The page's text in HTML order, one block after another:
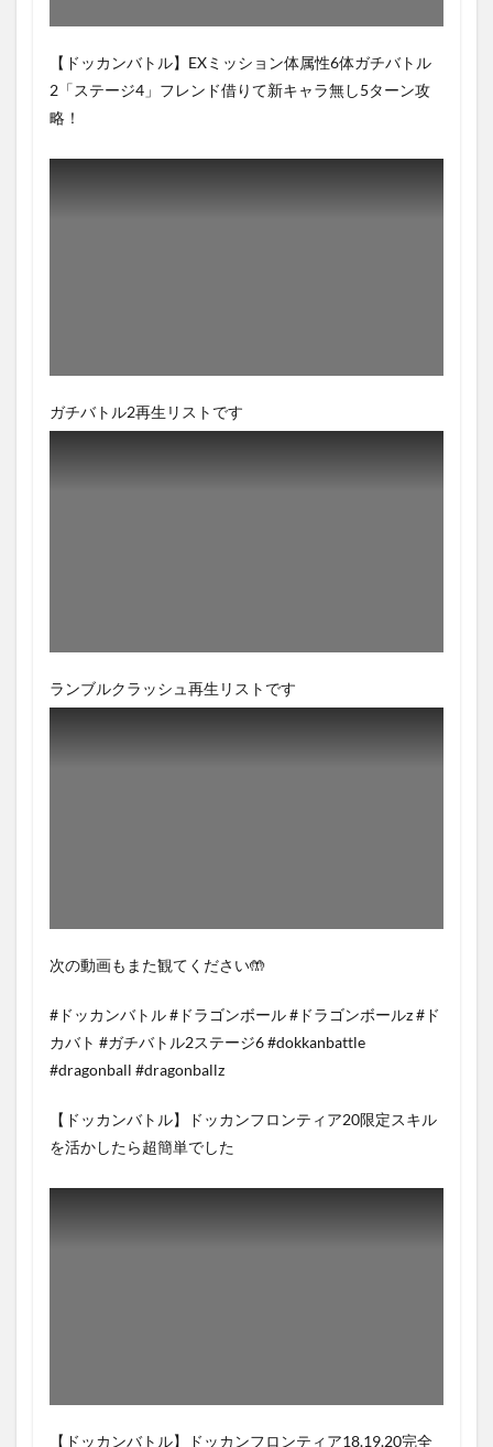
【ドッカンバトル】EXミッション体属性6体ガチバトル
2「ステージ4」フレンド借りて新キャラ無し5ターン攻
略！
ガチバトル2再生リストです
ランブルクラッシュ再生リストです
次の動画もまた観てください🤲
#ドッカンバトル #ドラゴンボール #ドラゴンボールz #ド
カバト #ガチバトル2ステージ6 #dokkanbattle
#dragonball #dragonballz
【ドッカンバトル】ドッカンフロンティア20限定スキル
を活かしたら超簡単でした
【ドッカンバトル】ドッカンフロンティア18.19.20完全